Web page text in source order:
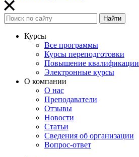
Найти
Курсы
Все программы
Курсы переподготовки
Повышение квалификации
Электронные курсы
О компании
О нас
Преподаватели
Отзывы
Новости
Статьи
Сведения об организации
Вопрос-ответ